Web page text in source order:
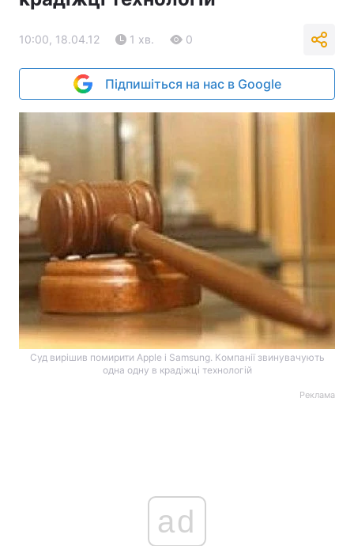
10:00, 18.04.12 1 хв. 0
Підпишіться на нас в Google
Суд вирішив помирити Аpple і Samsung. Компанії звинувачують
одна одну в крадіжці технологій
Реклама
ad